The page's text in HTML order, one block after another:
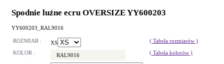
Spodnie luźne ecru OVERSIZE YY600203
YY600203_RAL9016
ROZMIAR : XS
( Tabela rozmiarów )
KOLOR :
RAL9016 ( Tabela kolorów )